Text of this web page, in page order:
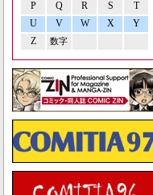
P Q R S
T
U
V W X
Y
Z
数字